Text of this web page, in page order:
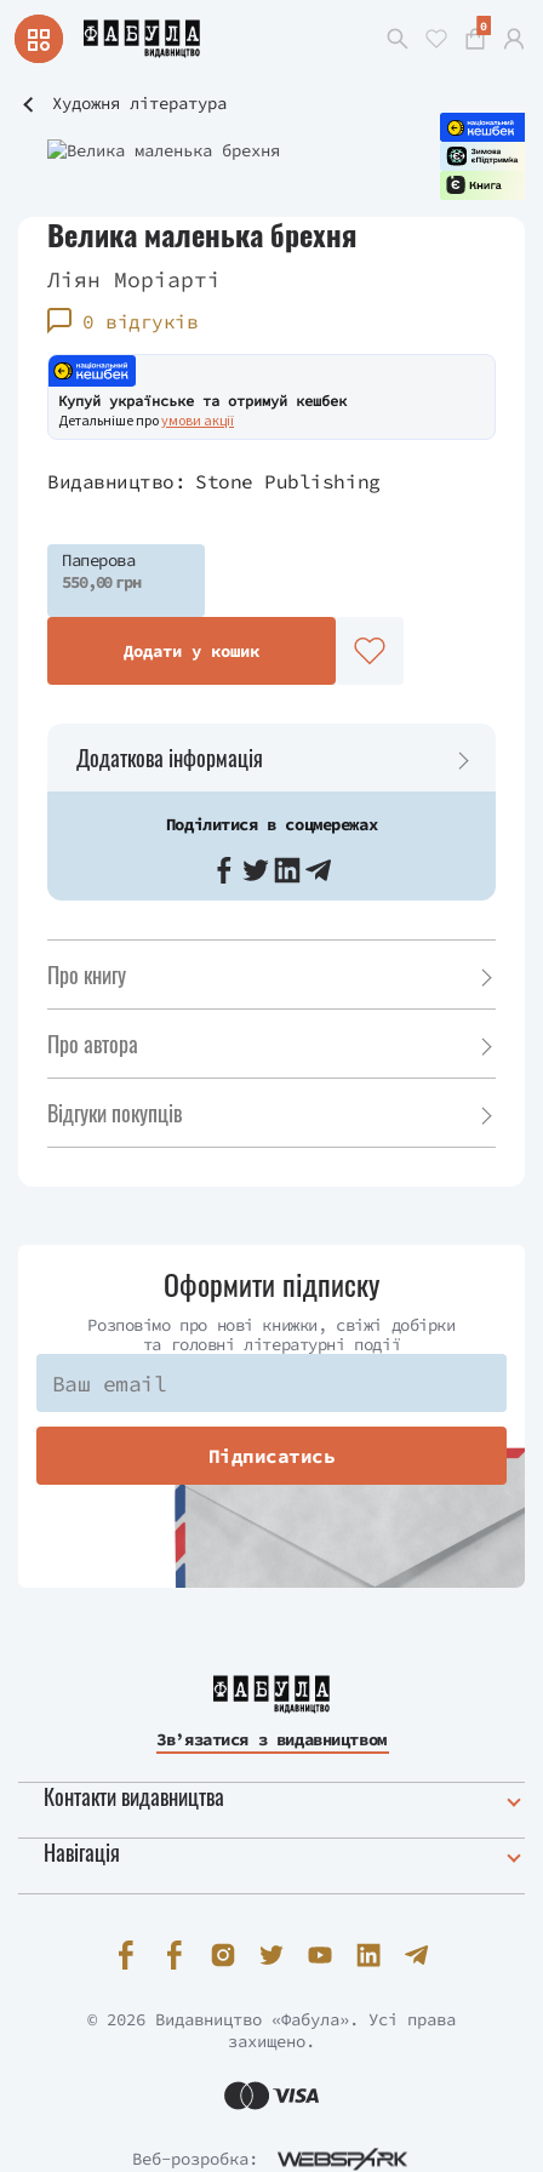
0
Художня література
Велика маленька брехня
Ліян Моріарті
0 відгуків
Купуй українське та отримуй кешбек
Детальніше проумови акції
Видавництво: Stone Publishing
Паперова
550,00 грн
Додати у кошик
Додаткова інформація
Поділитися в соцмережах
Про книгу
Про автора
Відгуки покупців
Оформити підписку
Розповімо про нові книжки, свіжі добірки
та головні літературні події
Підписатись
Зв’язатися з видавництвом
Контакти видавництва
Навігація
Веб-розробка:
© 2026 Видавництво «Фабула». Усі права
захищено.